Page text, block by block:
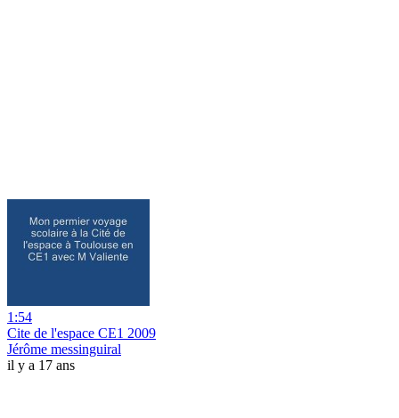
1:54
Cite de l'espace CE1 2009
Jérôme messinguiral
il y a 17 ans